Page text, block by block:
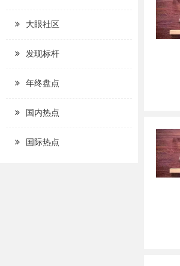
大眼社区
发现标杆
年终盘点
国内热点
国际热点